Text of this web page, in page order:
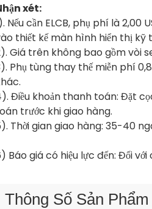
xét:
Nếu cần ELCB, phụ phí là
thiết kế màn hình hiển thị kỹ
Giá trên không bao gồm vòi
Phụ tùng thay thế miễn phí
Điều khoản thanh toán: Đặt
trước khi giao hàng.
Thời gian giao hàng: 35-40
Báo giá có hiệu lực đến: Đối
Thông Số Sản Phẩm